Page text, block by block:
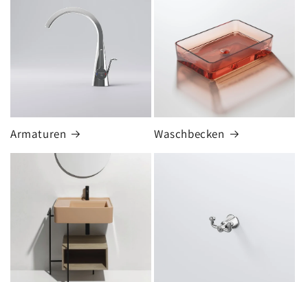
Armaturen Waschbecken